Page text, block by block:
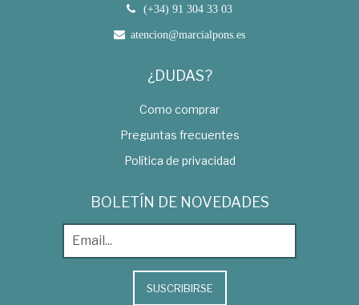
(+34) 91 304 33 03
atencion@marcialpons.es
¿DUDAS?
Como comprar
Preguntas frecuentes
Política de privacidad
BOLETÍN DE NOVEDADES
SUSCRIBIRSE